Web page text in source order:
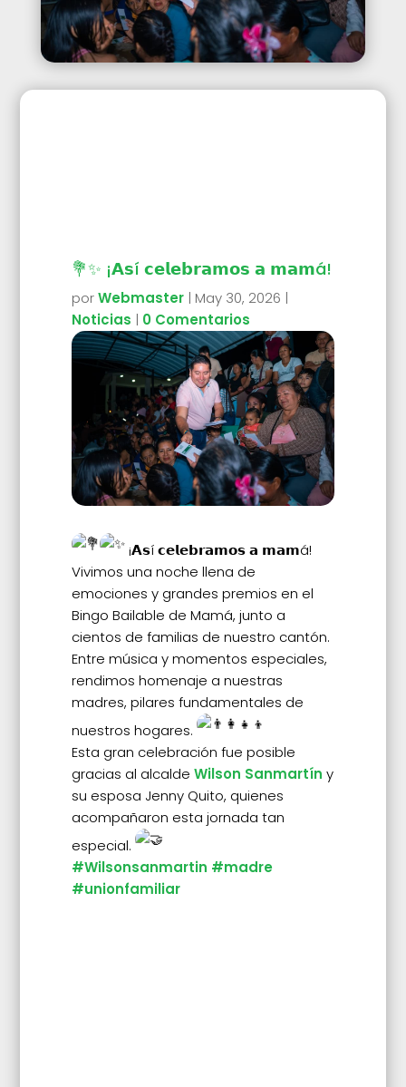
💐✨ ¡𝗔𝘀í 𝗰𝗲𝗹𝗲𝗯𝗿𝗮𝗺𝗼𝘀 𝗮 𝗺𝗮𝗺á!
porWebmaster| May 30, 2026 |
Noticias | 0 Comentarios
¡𝗔𝘀í 𝗰𝗲𝗹𝗲𝗯𝗿𝗮𝗺𝗼𝘀 𝗮 𝗺𝗮𝗺á!
Vivimos una noche llena de
emociones y grandes premios en el
Bingo Bailable de Mamá, junto a
cientos de familias de nuestro cantón.
Entre música y momentos especiales,
rendimos homenaje a nuestras
madres, pilares fundamentales de
nuestros hogares.
Esta gran celebración fue posible
gracias al alcalde Wilson Sanmartín y
su esposa Jenny Quito, quienes
acompañaron esta jornada tan
especial.
#Wilsonsanmartin #madre
#unionfamiliar